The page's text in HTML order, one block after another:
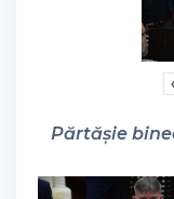
Părtășie